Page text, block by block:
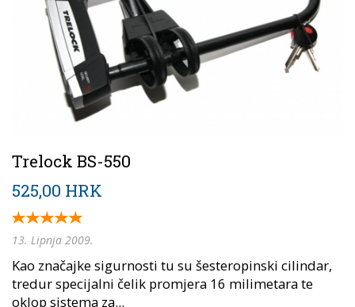
Trelock BS-550
525,00 HRK
13. Lipnja 2009.
Kao značajke sigurnosti tu su šesteropinski cilindar,
tredur specijalni čelik promjera 16 milimetara te
oklop sistema za...